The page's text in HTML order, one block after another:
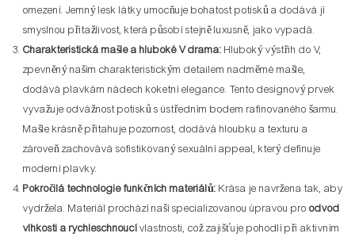
omezení. Jemný lesk látky umocňuje bohatost potisků a dodává jí
smyslnou přitažlivost, která působí stejně luxusně, jako vypadá.
Charakteristická mašle a hluboké V drama: Hluboký výstřih do V,
zpevněný naším charakteristickým detailem nadměrné mašle,
dodává plavkám nádech koketní elegance. Tento designový prvek
vyvažuje odvážnost potisků s ústředním bodem rafinovaného šarmu.
Mašle krásně přitahuje pozornost, dodává hloubku a texturu a
zároveň zachovává sofistikovaný sexuální appeal, který definuje
moderní plavky.
Pokročilá technologie funkčních materiálů: Krása je navržena tak, aby
vydržela. Materiál prochází naší specializovanou úpravou pro odvod
vlhkosti a rychleschnoucívlastnosti, což zajišťuje pohodlí při aktivním